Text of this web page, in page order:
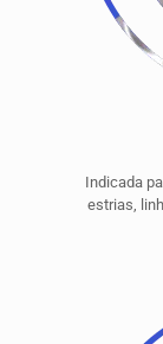
Indicada
estrias,